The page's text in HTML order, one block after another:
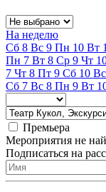
На неделю
Сб 8 Вс 9 Пн 10 Вт
Пн 7 Вт 8 Ср 9 Чт
7 Чт 8 Пт 9 Сб 10 Вс
Сб 7 Вс 8 Пн 9 Вт
Премьера
Мероприятия не
Подписаться на